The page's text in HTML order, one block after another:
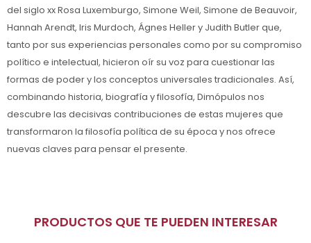
del siglo xx Rosa Luxemburgo, Simone Weil, Simone de Beauvoir,
Hannah Arendt, Iris Murdoch, Ágnes Heller y Judith Butler que,
tanto por sus experiencias personales como por su compromiso
político e intelectual, hicieron oír su voz para cuestionar las
formas de poder y los conceptos universales tradicionales. Así,
combinando historia, biografía y filosofía, Dimópulos nos
descubre las decisivas contribuciones de estas mujeres que
transformaron la filosofía política de su época y nos ofrece
nuevas claves para pensar el presente.
PRODUCTOS QUE TE PUEDEN INTERESAR